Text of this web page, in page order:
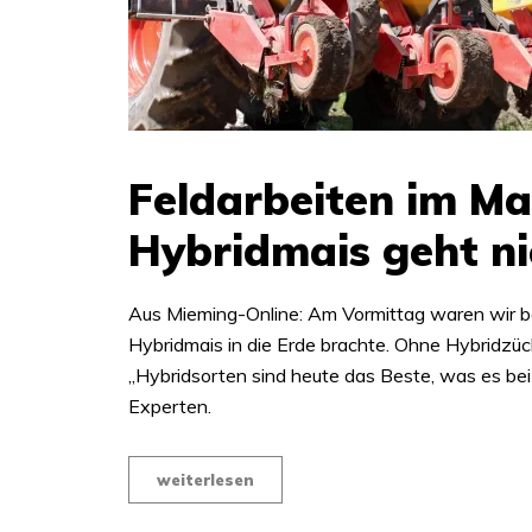
Feldarbeiten im
Hybridmais geht
Aus Mieming-Online: Am Vormittag waren wir
Hybridmais in die Erde brachte. Ohne
„Hybridsorten sind heute das Beste, was es
Experten.
weiterlesen